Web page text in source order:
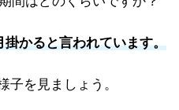
かると言われています。
子を見ましょう。